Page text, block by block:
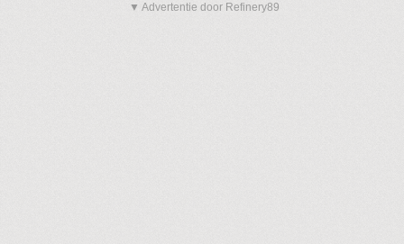
▼ Advertentie door Refinery89